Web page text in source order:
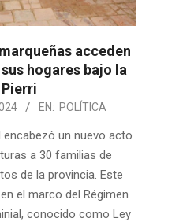
acceden
hogares bajo la
EN: POLÍTICA
encabezó un nuevo acto
a 30 familias de
de la provincia. Este
el marco del Régimen
conocido como Ley